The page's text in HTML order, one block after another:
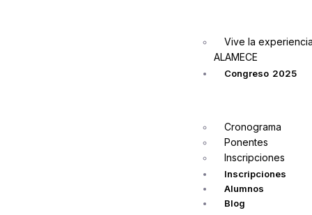
Vive la
ALAMECE
Congreso 2025
Cronograma
Ponentes
Inscripciones
Inscripciones
Alumnos
Blog